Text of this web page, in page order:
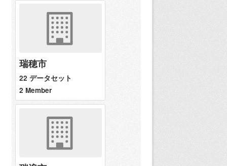
瑞穂市
22 データセット
2 Member